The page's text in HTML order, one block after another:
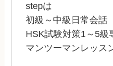
stepは
初級～中級日常会話
HSK試験対策1～5級
マンツーマンレッス